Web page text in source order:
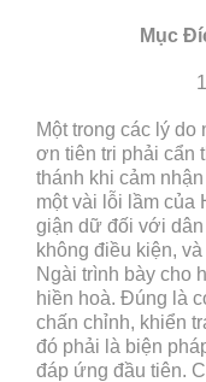
Mục
Một trong các lý
ơn tiên tri phải cẩn
thánh khi cảm
một vài lỗi lầm của
giận dữ đối với
không điều kiện,
Ngài trình bày cho
hiền hoà. Đúng là
chấn chỉnh, khiển
đó phải là biện
đáp ứng đầu tiên.